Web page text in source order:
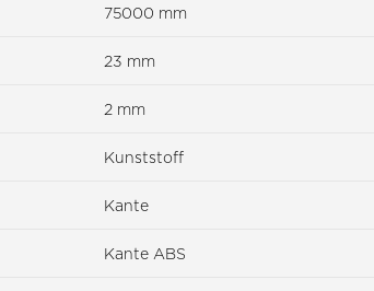
75000 mm
23 mm
2 mm
Kunststoff
Kante
Kante ABS